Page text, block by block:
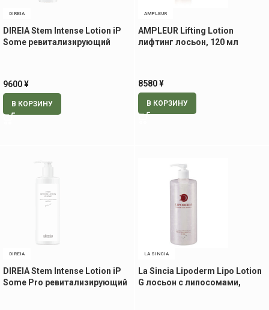
DIREIA
DIREIA Stem Intense Lotion iP
Some ревитализирующий
9600¥
В КОРЗИНУ
AMPLEUR
AMPLEUR Lifting Lotion
лифтинг лосьон, 120 мл
8580¥
В КОРЗИНУ
DIREIA
DIREIA Stem Intense Lotion iP
Some Pro ревитализирующий
LA SINCIA
La Sincia Lipoderm Lipo Lotion
G лосьон с липосомами,